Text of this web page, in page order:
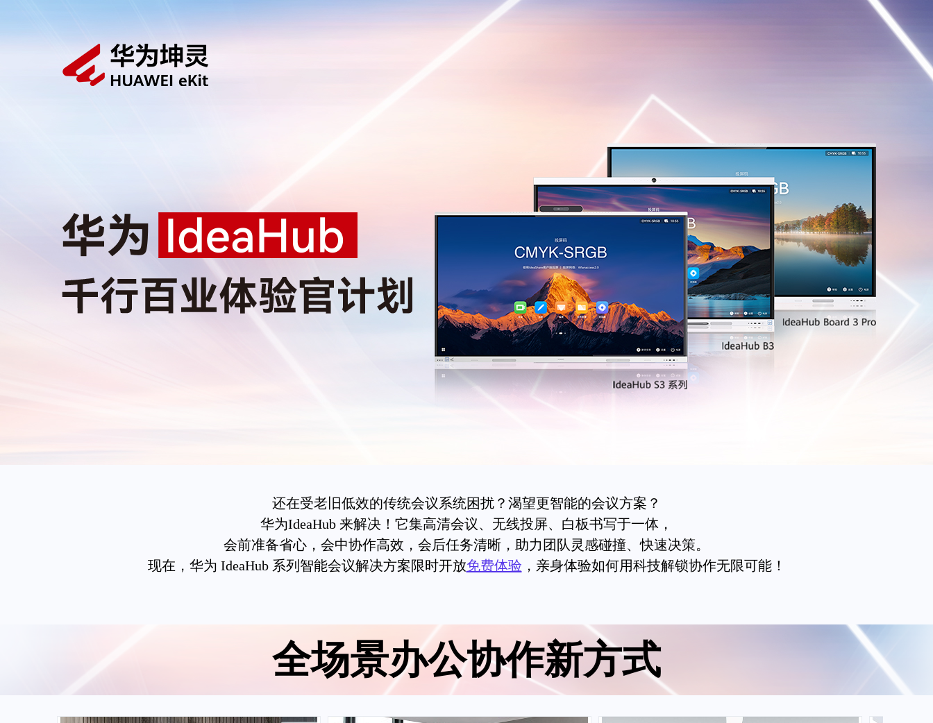
还在受老旧低效的传统会议系统困扰？渴望更智能的会议方案？
华为IdeaHub 来解决！它集高清会议、无线投屏、白板书写于一体，
会前准备省心，会中协作高效，会后任务清晰，助力团队灵感碰撞、快速决策。
现在，华为 IdeaHub 系列智能会议解决方案限时开放免费体验 ，亲身体验如何用科技解锁协作无限可能！
全场景办公协作新方式